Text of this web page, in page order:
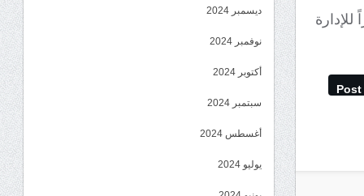
للإدارة
Post
ديسمبر 2024
نوفمبر 2024
أكتوبر 2024
سبتمبر 2024
أغسطس 2024
يوليو 2024